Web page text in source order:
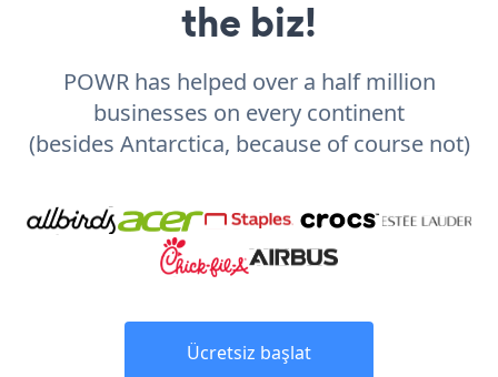
the biz!
POWR has helped over a half million
businesses on every continent
(besides Antarctica, because of course not)
Ücretsiz başlat